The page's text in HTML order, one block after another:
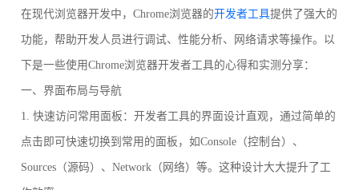
在现代浏览器开发中，Chrome浏览器的开发者工具提供了强大的
功能，帮助开发人员进行调试、性能分析、网络请求等操作。以
下是一些使用Chrome浏览器开发者工具的心得和实测分享：
一、界面布局与导航
1. 快速访问常用面板：开发者工具的界面设计直观，通过简单的
点击即可快速切换到常用的面板，如Console（控制台）、
Sources（源码）、Network（网络）等。这种设计大大提升了工